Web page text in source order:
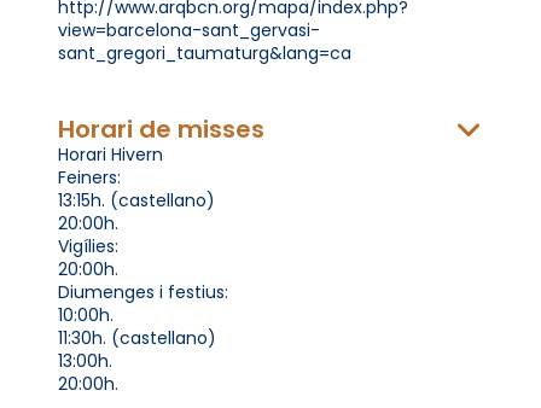
http://www.arqbcn.org/mapa/index.php?
view=barcelona-sant_gervasi-
sant_gregori_taumaturg&lang=ca
Horari de misses
Horari Hivern
Feiners:
13:15h. (castellano)
20:00h.
Vigílies:
20:00h.
Diumenges i festius:
10:00h.
11:30h. (castellano)
13:00h.
20:00h.